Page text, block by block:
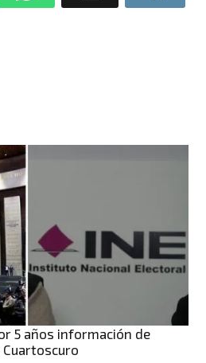
5 años información de
Cuartoscuro